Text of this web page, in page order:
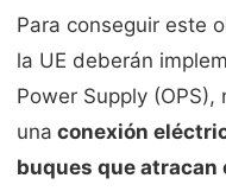
Para conseguir este
la UE deberán
Power Supply
una conexión
buques que atracan